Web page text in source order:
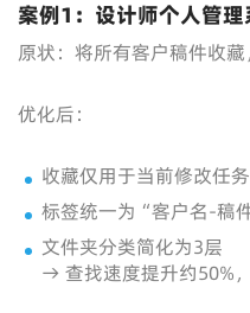
案例1：设计师个人管理
原状：将所有客户稿件收藏
优化后：
收藏仅用于当前修改任务
标签统一为“客户名-稿
文件夹分类简化为3层
→ 查找速度提升约50%